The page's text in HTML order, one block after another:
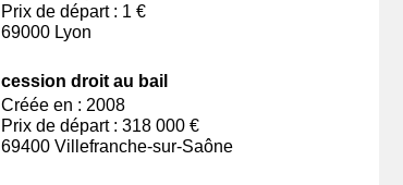
Prix de départ : 1 €
69000 Lyon
cession droit au bail
Créée en : 2008
Prix de départ : 318 000 €
69400 Villefranche-sur-Saône